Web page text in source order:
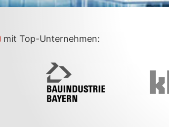
mit Top-Unter­nehmen: